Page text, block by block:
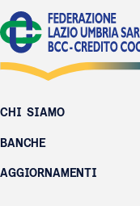
CHI SIAMO
BANCHE
AGGIORNAMENTI